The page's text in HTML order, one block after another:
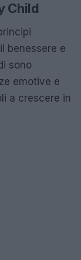
Child
benessere e
sono
emotive e
a crescere in